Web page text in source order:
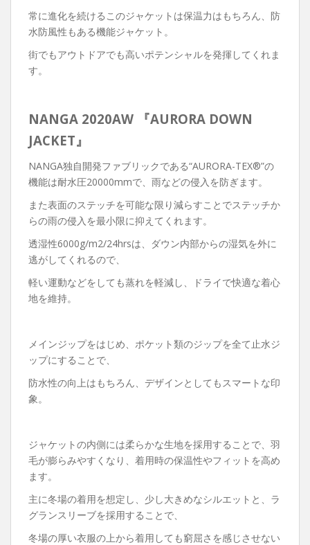
常に進化を続けるこのジャケットは保温力はもちろん、防
水防風性もある機能ジャケット。
街でもアウトドアでも高いポテンシャルを発揮してくれま
す。
NANGA 2020AW
『AURORA DOWN
JACKET』
NANGA独自開発ファブリックである“AURORA-TEX®︎”の
機能は耐水圧20000mmで、雨などの侵入を防ぎます。
また表面のステッチを可能な限り減らすことでステッチか
らの雨の侵入を最小限に抑えてくれます。
透湿性6000g/m2/24hrsは、ダウン内部からの湿気を外に
逃がしてくれるので、
軽い運動などをしても蒸れを軽減し、ドライで快適な着心
地を維持。
メインジップをはじめ、ポケット類のジップを全て止水ジ
ップにすることで、
防水性の向上はもちろん、デザインとしてもスマートな印
象。
ジャケットの内側には柔らかな生地を採用することで、羽
毛が膨らみやすくなり、着用時の保温性やフィットを高め
ます。
主に冬場の着用を想定し、少し大きめなシルエットと、ラ
グランスリーブを採用することで、
冬場の厚い衣服の上から着用しても窮屈さを感じさせない